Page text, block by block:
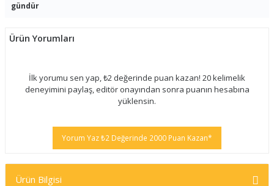
gündür
Ürün Yorumları
İlk yorumu sen yap, ₺2 değerinde puan kazan! 20 kelimelik
deneyimini paylaş, editör onayından sonra puanın hesabına
yüklensin.
Yorum Yaz ₺2 Değerinde 2000 Puan Kazan*
Ürün Bilgisi